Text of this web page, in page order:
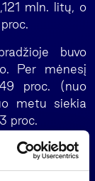
mln. litų, o
buvo
Per mėnesį
proc. (nuo
metu siekia
proc.
mėn. išaugo